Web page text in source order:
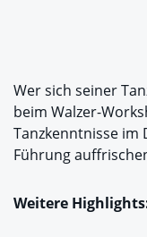
Wer sich seiner
beim Walzer-
Tanzkenntnisse
Führung
Weitere